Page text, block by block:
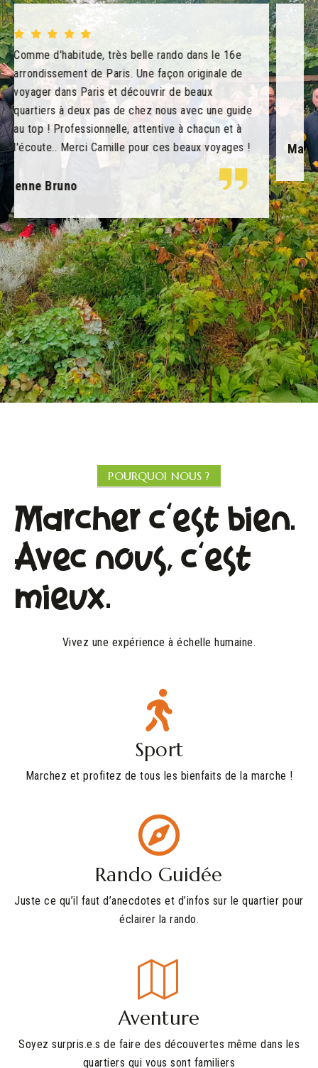
Randonner est un challenge pour moi ! Et je peux
faire les parcours de 2 heures de Camille :-)
J'espère un jour pouvoir faire les marches plus
longues. J'en ai plein les pattes et plein les yeux!!
Marianne Martin
POURQUOI NOUS ?
Marcher c'est bien.
Avec nous, c'est
mieux.
Vivez une expérience à échelle humaine.
Sport
Marchez et profitez de tous les bienfaits de la marche !
Rando Guidée
Juste ce qu’il faut d’anecdotes et d’infos sur le quartier pour
éclairer la rando.
Aventure
Soyez surpris.e.s de faire des découvertes même dans les
quartiers qui vous sont familiers